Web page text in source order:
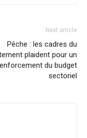
Next article
Pêche : les cadres du
plaident pour un
du budget
sectoriel